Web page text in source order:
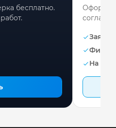
бесплатно.
Заявка
На